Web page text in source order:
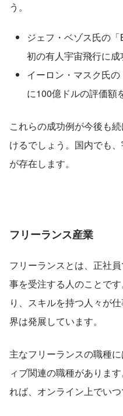
う。
ジェフ・ベゾス氏の
初の有人宇宙飛行に成
イーロン・マスク氏
に100億ドルの評価額
これらの成功例が今後も
けるでしょう。国内でも
が存在します。
フリーランス産業
フリーランスとは、正社
事を受注する人のことで
り、スキルを持つ人々が
界は発展しています。
主なフリーランスの職種
ィブ関連の職種がありま
れば、オンライン上でい